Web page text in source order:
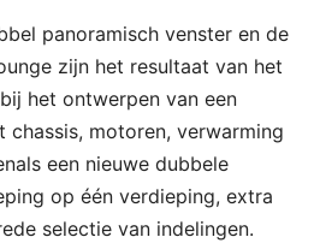
panoramisch venster en de
zijn het resultaat van het
het ontwerpen van een
chassis, motoren, verwarming
een nieuwe dubbele
op één verdieping, extra
selectie van indelingen.